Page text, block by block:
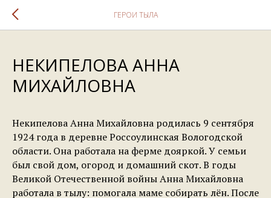
ГЕРОИ ТЫЛА
НЕКИПЕЛОВА АННА
МИХАЙЛОВНА
Некипелова Анна Михайловна родилась 9 сентября
1924 года в деревне Россоулинская Вологодской
области. Она работала на ферме дояркой. У семьи
был свой дом, огород и домашний скот. В годы
Великой Отечественной войны Анна Михайловна
работала в тылу: помогала маме собирать лён. После